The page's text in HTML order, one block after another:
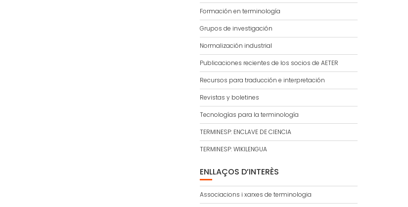
Formación en terminología
Grupos de investigación
Normalización industrial
Publicaciones recientes de los socios de AETER
Recursos para traducción e interpretación
Revistas y boletines
Tecnologías para la terminología
TERMINESP: ENCLAVE DE CIENCIA
TERMINESP: WIKILENGUA
ENLLAÇOS D’INTERÈS
Associacions i xarxes de terminologia